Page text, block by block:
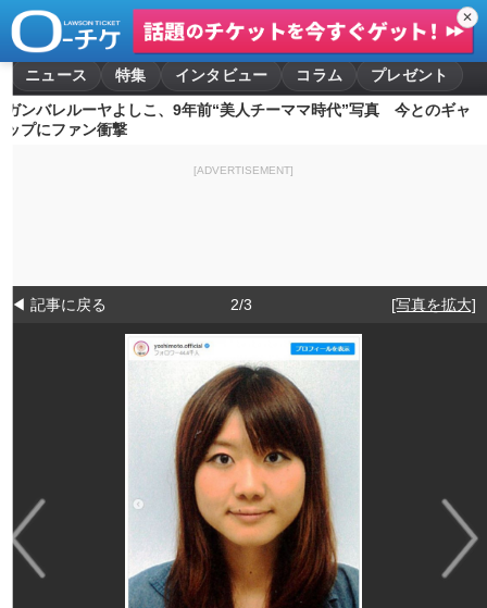
✕
ニュース 特集 インタビュー コラム
プレゼント
ガンバレルーヤよしこ、9年前“美人チーママ時代”写真 今とのギャ
ップにファン衝撃
[ADVERTISEMENT]
◀ 記事に戻る 2/3 [写真を拡大]